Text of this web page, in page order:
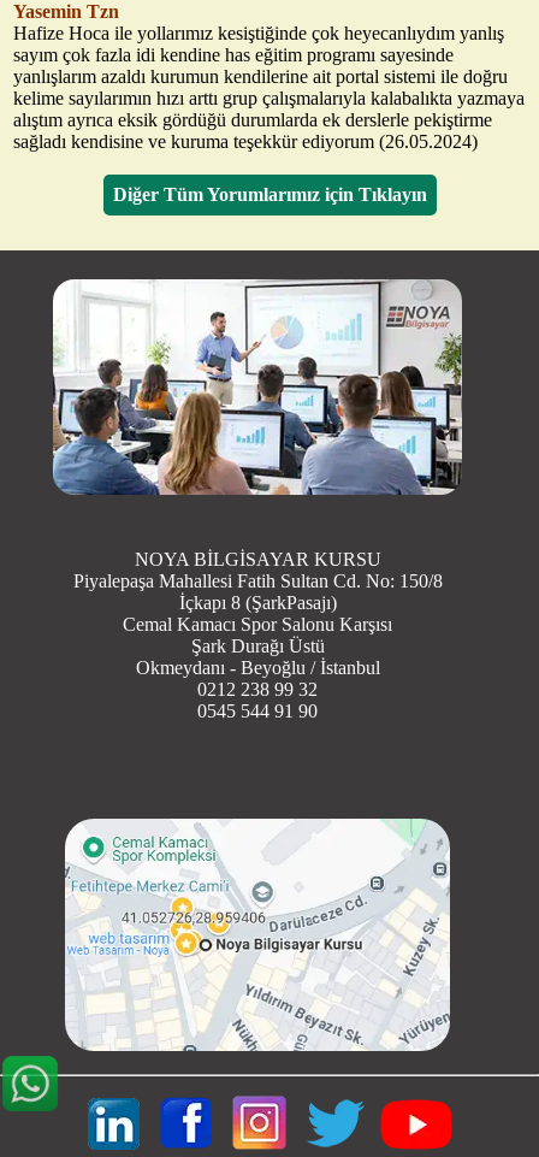
Yasemin Tzn
Hafize Hoca ile yollarımız kesiştiğinde çok heyecanlıydım yanlış
sayım çok fazla idi kendine has eğitim programı sayesinde
yanlışlarım azaldı kurumun kendilerine ait portal sistemi ile doğru
kelime sayılarımın hızı arttı grup çalışmalarıyla kalabalıkta yazmaya
alıştım ayrıca eksik gördüğü durumlarda ek derslerle pekiştirme
sağladı kendisine ve kuruma teşekkür ediyorum (26.05.2024)
Diğer Tüm Yorumlarımız için Tıklayın
NOYA BİLGİSAYAR KURSU
Piyalepaşa Mahallesi Fatih Sultan Cd. No: 150/8
İçkapı 8 (ŞarkPasajı)
Cemal Kamacı Spor Salonu Karşısı
Şark Durağı Üstü
Okmeydanı - Beyoğlu / İstanbul
0212 238 99 32
0545 544 91 90